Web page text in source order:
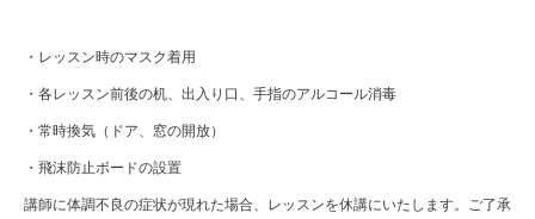
・レッスン時のマスク着用
・各レッスン前後の机、出入り口、手指のアルコール消毒
・常時換気（ドア、窓の開放）
・飛沫防止ボードの設置
講師に体調不良の症状が現れた場合、レッスンを休講にいたします。ご了承